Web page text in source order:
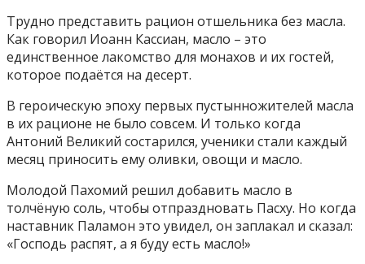
Трудно представить рацион отшельника без масла.
Как говорил Иоанн Кассиан, масло – это
единственное лакомство для монахов и их гостей,
которое подаётся на десерт.
В героическую эпоху первых пустынножителей масла
в их рационе не было совсем. И только когда
Антоний Великий состарился, ученики стали каждый
месяц приносить ему оливки, овощи и масло.
Молодой Пахомий решил добавить масло в
толчёную соль, чтобы отпраздновать Пасху. Но когда
наставник Паламон это увидел, он заплакал и сказал:
«Господь распят, а я буду есть масло!»